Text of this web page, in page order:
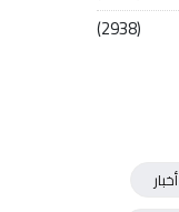
(2938)
أخبار